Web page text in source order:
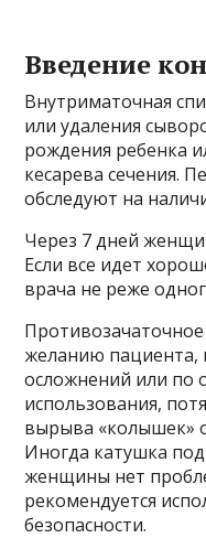
Введение
Внутриматочная
или удаления
рождения ребенка
кесарева сечения.
обследуют на
Через 7 дней
Если все идет
врача не реже
Противозачаточное
желанию пациента,
осложнений или по
использования,
вырыва «колышек»
Иногда катушка
женщины нет
рекомендуется
безопасности.